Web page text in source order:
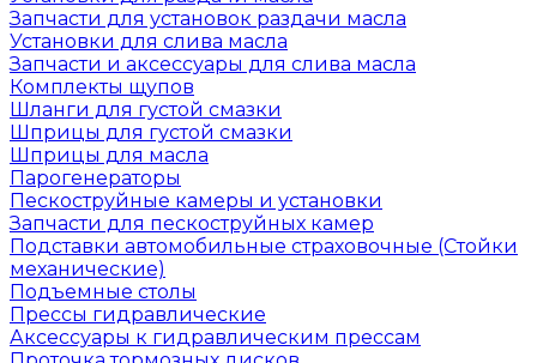
Запчасти для установок раздачи масла
Установки для слива масла
Запчасти и аксессуары для слива масла
Комплекты щупов
Шланги для густой смазки
Шприцы для густой смазки
Шприцы для масла
Парогенераторы
Пескоструйные камеры и установки
Запчасти для пескоструйных камер
Подставки автомобильные страховочные (Стойки
механические)
Подъемные столы
Прессы гидравлические
Аксессуары к гидравлическим прессам